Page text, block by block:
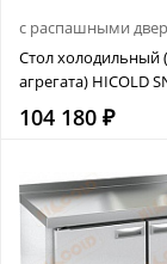
с распашными
Стол холодильный
агрегата) HICOLD
104 180 ₽